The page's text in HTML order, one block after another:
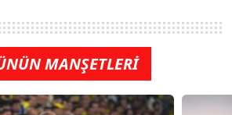
MANŞETLERİ